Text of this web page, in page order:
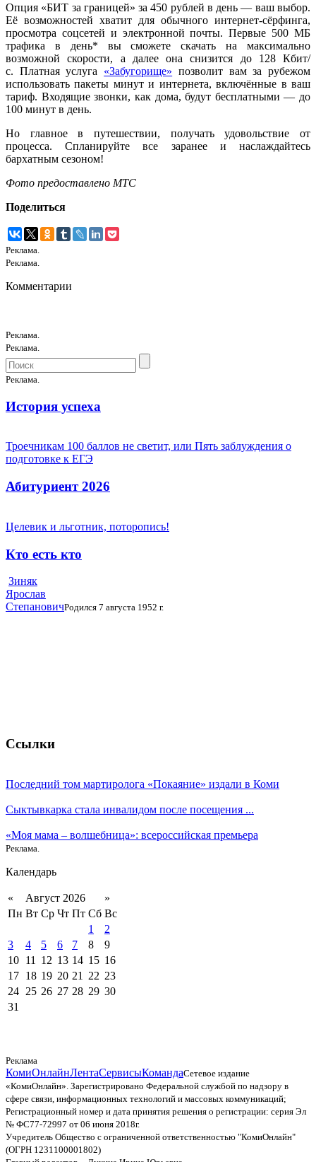
Опция «БИТ за границей» за 450 рублей в день — ваш выбор.
Её возможностей хватит для обычного интернет-сёрфинга,
просмотра соцсетей и электронной почты. Первые 500 МБ
трафика в день* вы сможете скачать на максимально
возможной скорости, а далее она снизится до 128 Кбит/
с. Платная услуга «Забугорище» позволит вам за рубежом
использовать пакеты минут и интернета, включённые в ваш
тариф. Входящие звонки, как дома, будут бесплатными — до
100 минут в день.
Но главное в путешествии, получать удовольствие от
процесса. Спланируйте все заранее и наслаждайтесь
бархатным сезоном!
Фото предоставлено МТС
Поделиться
Реклама.
Реклама.
Комментарии
Реклама.
Реклама.
Реклама.
История успеха
Троечникам 100 баллов не светит, или Пять заблуждения о
подготовке к ЕГЭ
Абитуриент 2026
Целевик и льготник, поторопись!
Кто есть кто
Зиняк
Ярослав
СтепановичРодился 7 августа 1952 г.
Ссылки
Последний том мартиролога «Покаяние» издали в Коми
Сыктывкарка стала инвалидом после посещения ...
«Моя мама – волшебница»: всероссийская премьера
Реклама.
Календарь
« Август 2026
»
Пн Вт Ср Чт Пт Сб Вс
1
2
3
4 5 6 7 8
9
10 11 12 13 14 15 16
17 18 19 20 21 22 23
24 25 26 27 28 29 30
31
Реклама
КомиОнлайнЛентаСервисыКомандаСетевое издание
«КомиОнлайн». Зарегистрировано Федеральной службой по надзору в
сфере связи, информационных технологий и массовых коммуникаций;
Регистрационный номер и дата принятия решения о регистрации: серия Эл
№ ФС77-72997 от 06 июня 2018г.
Учредитель Общество с ограниченной ответственностью "КомиОнлайн"
(ОГРН 1231100001802)